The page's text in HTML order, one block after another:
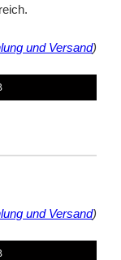
und Versand)
und Versand)